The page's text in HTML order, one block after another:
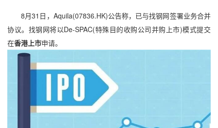
8月31日，Aquila(07836.HK)公告称，已与找钢网签署业务合并
协议。找钢网将以De-SPAC(特殊目的收购公司并购上市)模式提交
在香港上市申请。